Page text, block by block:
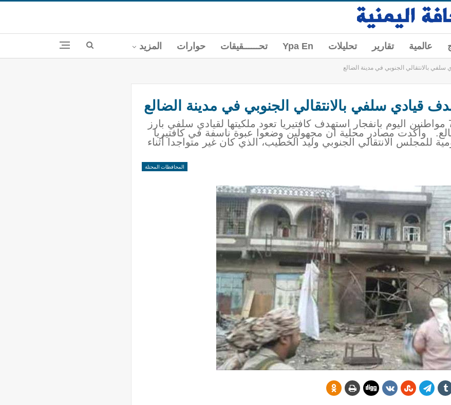
عالمية تقارير تحليلات Ypa En تحــــــقيقات حوارات المزيد
الضالع / وكالة الصحافة اليمنية / اصيب 7 مواطنين اليوم بانفجار استهدف كافتيريا تعود ملكيتها لقيادي سلفي بارز
وأكدت مصادر محلية ان مجهولين وضعوا عبوة ناسفة في كافتيريا
للمجلس الانتقالي الجنوبي وليد الخطيب، الذي كان غير متواجدا أثناء
المحافظات المحتلة